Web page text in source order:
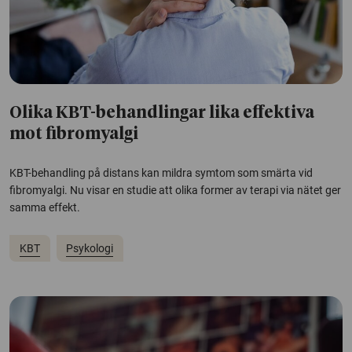
Olika KBT-behandlingar lika effektiva
mot fibromyalgi
KBT-behandling på distans kan mildra symtom som smärta vid
fibromyalgi. Nu visar en studie att olika former av terapi via nätet ger
samma effekt.
KBT Psykologi